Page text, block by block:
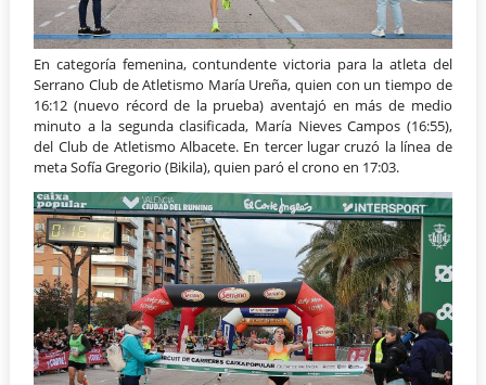
En categoría femenina, contundente victoria para la atleta del
Serrano Club de Atletismo María Ureña, quien con un tiempo de
16:12 (nuevo récord de la prueba) aventajó en más de medio
minuto a la segunda clasificada, María Nieves Campos (16:55),
del Club de Atletismo Albacete. En tercer lugar cruzó la línea de
meta Sofía Gregorio (Bikila), quien paró el crono en 17:03.